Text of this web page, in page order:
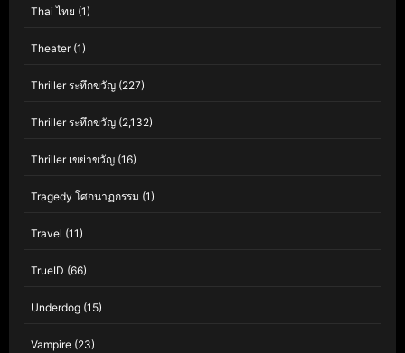
Thai ไทย (1)
Theater(1)
Thriller ระทึกขวัญ (227)
Thriller ระทึกขวัญ (2,132)
Thriller เขย่าขวัญ (16)
Tragedy โศกนาฏกรรม (1)
Travel (11)
TrueID (66)
Underdog (15)
Vampire (23)